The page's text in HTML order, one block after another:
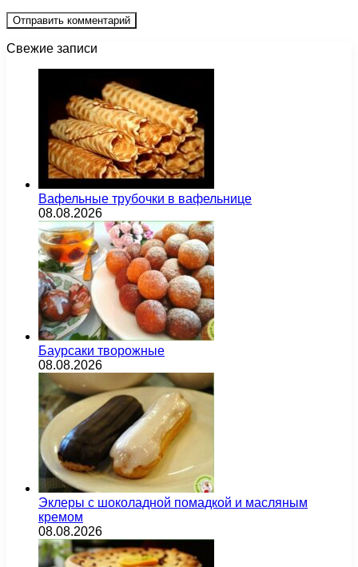
Свежие записи
Вафельные трубочки в вафельнице
08.08.2026
Баурсаки творожные
08.08.2026
Эклеры с шоколадной помадкой и масляным
кремом
08.08.2026